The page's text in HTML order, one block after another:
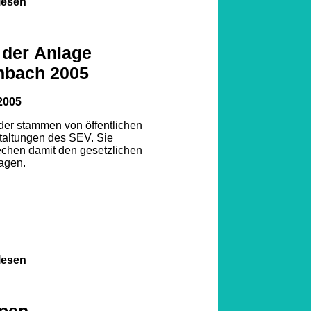
Anlage
2005
stammen von öffentlichen
des SEV. Sie
damit den gesetzlichen